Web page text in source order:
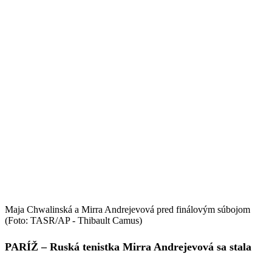
Maja Chwalinská a Mirra Andrejevová pred finálovým súbojom
(Foto: TASR/AP - Thibault Camus)
PARÍŽ – Ruská tenistka Mirra Andrejevová sa stala